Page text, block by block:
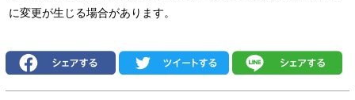
に変更が生じる場合があります。